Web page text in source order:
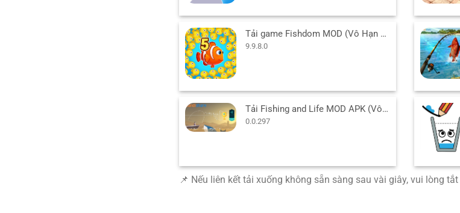
Tải game Fishdom MOD (Vô Hạn Tiền, Kim Cương) 9.9.8.0 APK
9.9.8.0
Tải Fishing and Life MOD APK (Vô Hạn Tiền) v0.0.297 cho Android
0.0.297
📌 Nếu liên kết tải xuống không sẵn sàng sau vài giây, vui lòng tắt